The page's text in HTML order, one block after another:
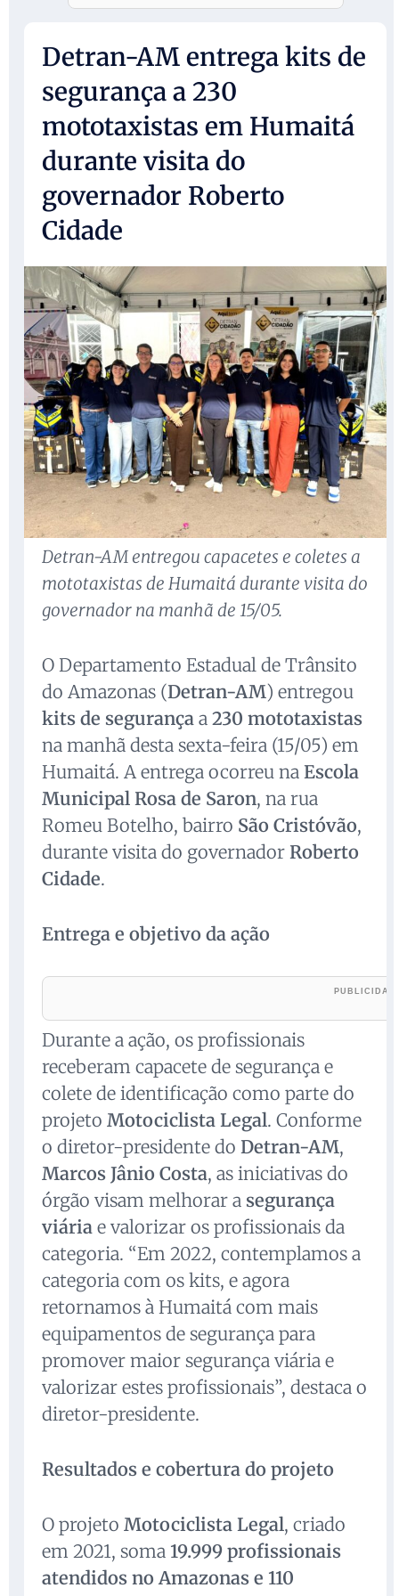
Detran-AM entrega kits de
segurança a 230
mototaxistas em Humaitá
durante visita do
governador Roberto
Cidade
Detran-AM entregou capacetes e coletes a
mototaxistas de Humaitá durante visita do
governador na manhã de 15/05.
O Departamento Estadual de Trânsito
do Amazonas (Detran-AM) entregou
kits de segurança a 230 mototaxistas
na manhã desta sexta-feira (15/05) em
Humaitá. A entrega ocorreu na Escola
Municipal Rosa de Saron, na rua
Romeu Botelho, bairro São Cristóvão,
durante visita do governador Roberto
Cidade.
Entrega e objetivo da ação
Durante a ação, os profissionais
receberam capacete de segurança e
colete de identificação como parte do
projeto Motociclista Legal. Conforme
o diretor-presidente do Detran-AM,
Marcos Jânio Costa, as iniciativas do
órgão visam melhorar a segurança
viária e valorizar os profissionais da
categoria. “Em 2022, contemplamos a
categoria com os kits, e agora
retornamos à Humaitá com mais
equipamentos de segurança para
promover maior segurança viária e
valorizar estes profissionais”, destaca o
diretor-presidente.
Resultados e cobertura do projeto
O projeto Motociclista Legal, criado
em 2021, soma 19.999 profissionais
atendidos no Amazonas e 110